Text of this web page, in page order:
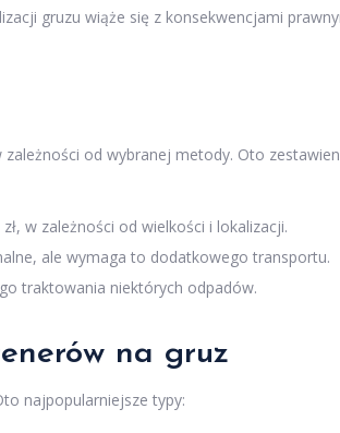
gruzu wiąże się z konsekwencjami
od wybranej metody. Oto
w zależności od wielkości i lokalizacji.
ale wymaga to dodatkowego transportu.
traktowania niektórych odpadów.
na gruz
najpopularniejsze typy: